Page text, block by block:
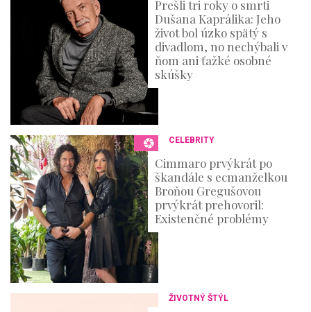
Prešli tri roky o smrti
Dušana Kaprálika: Jeho
život bol úzko spätý s
divadlom, no nechýbali v
ňom ani ťažké osobné
skúšky
CELEBRITY
Cimmaro prvýkrát po
škandále s ecmanželkou
Broňou Gregušovou
prvýkrát prehovoril:
Existenčné problémy
ŽIVOTNÝ ŠTÝL